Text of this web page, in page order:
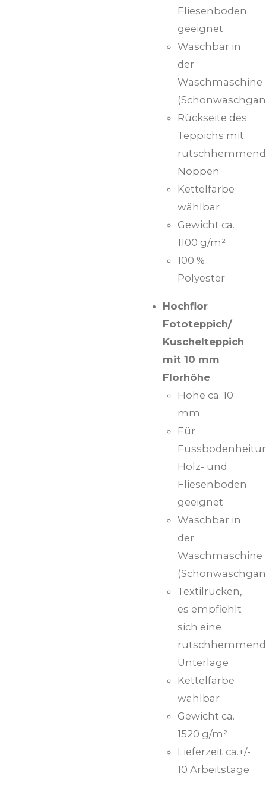
Fliesenboden
geeignet
Waschbar in
der
Waschmaschine
Rückseite des
Teppichs mit
Noppen
Kettelfarbe
wählbar
Gewicht ca.
1100 g/m²
100 %
Polyester
Hochflor
Fototeppich/
Kuschelteppich
mit 10 mm
Florhöhe
Höhe ca. 10
mm
Für
Holz- und
Fliesenboden
geeignet
Waschbar in
der
Waschmaschine
Textilrücken,
es empfiehlt
sich eine
Unterlage
Kettelfarbe
wählbar
Gewicht ca.
1520 g/m²
Lieferzeit ca.+/-
10 Arbeitstage